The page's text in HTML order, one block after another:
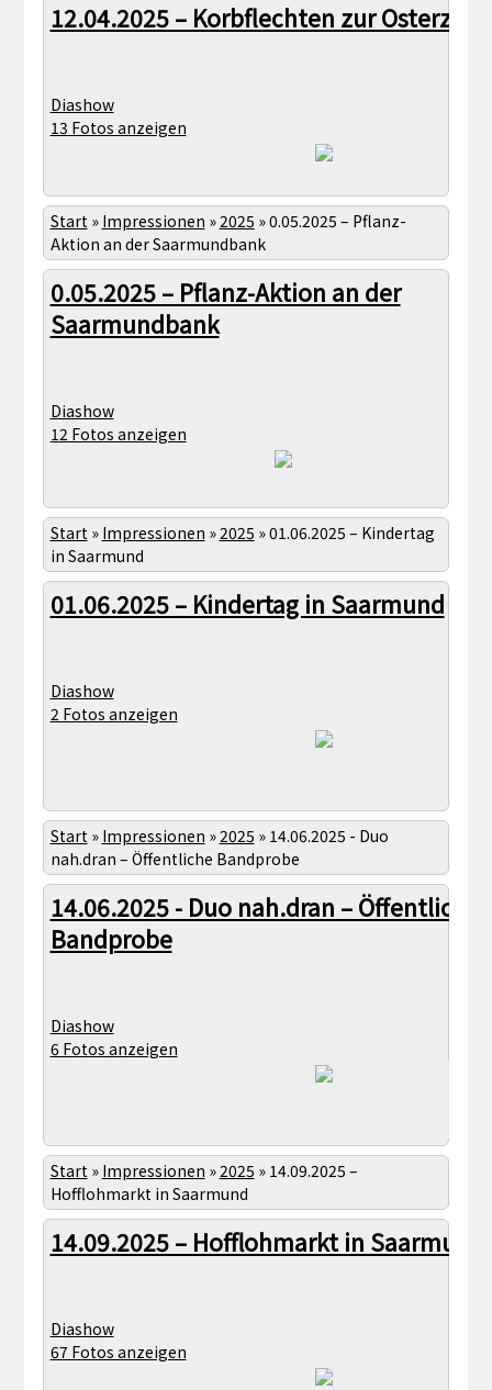
12.04.2025 – Korbflechten zur Osterzeit
Diashow
13 Fotos anzeigen
Start» Impressionen »2025 »0.05.2025 – Pflanz-
Aktion an der Saarmundbank
0.05.2025 – Pflanz-Aktion an der
Saarmundbank
Diashow
12 Fotos anzeigen
Start» Impressionen »2025 »01.06.2025 – Kindertag
in Saarmund
01.06.2025 – Kindertag in Saarmund
Diashow
2 Fotos anzeigen
Start» Impressionen »2025 » 14.06.2025 - Duo
nah.dran – Öffentliche Bandprobe
14.06.2025 - Duo nah.dran – Öffentliche
Bandprobe
Diashow
6 Fotos anzeigen
Start» Impressionen »2025 » 14.09.2025 –
Hofflohmarkt in Saarmund
14.09.2025 – Hofflohmarkt in Saarmund
Diashow
67 Fotos anzeigen